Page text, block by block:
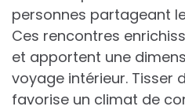
personnes partageant
Ces rencontres
et apportent une
voyage intérieur. Tisser
favorise un climat de